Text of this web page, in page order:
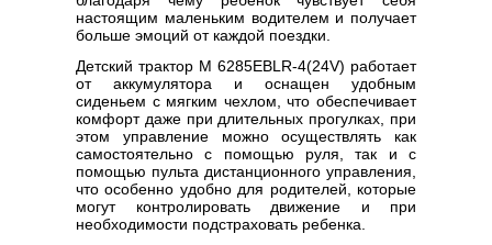
настоящим маленьким водителем и получает
больше эмоций от каждой поездки.
Детский трактор M 6285EBLR-4(24V) работает
от аккумулятора и оснащен удобным
сиденьем с мягким чехлом, что обеспечивает
комфорт даже при длительных прогулках, при
этом управление можно осуществлять как
самостоятельно с помощью руля, так и с
помощью пульта дистанционного управления,
что особенно удобно для родителей, которые
могут контролировать движение и при
необходимости подстраховать ребенка.